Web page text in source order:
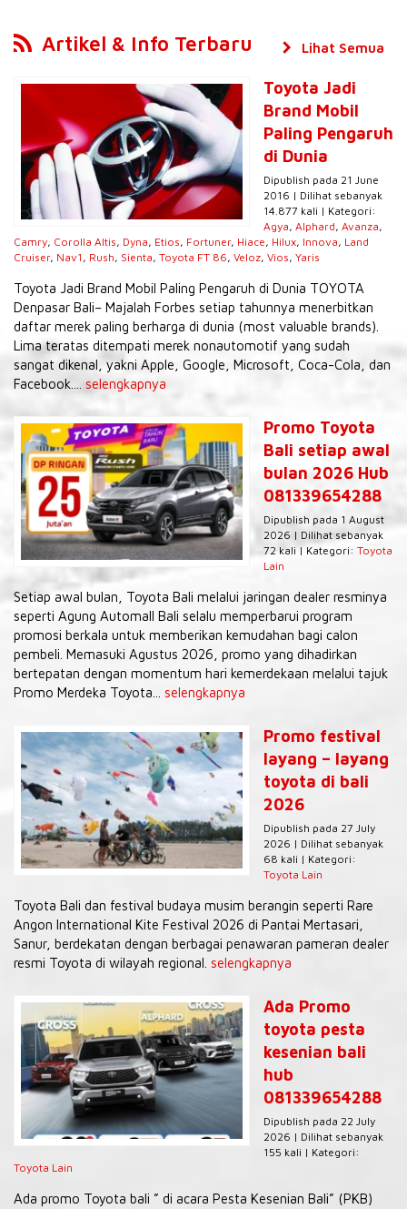
Artikel & Info Terbaru
Toyota Jadi
Brand Mobil
Paling Pengaruh
di Dunia
Dipublish pada 21 June
2016 | Dilihat sebanyak
14.877 kali | Kategori:
Agya, Alphard, Avanza,
Camry, Corolla Altis, Dyna, Etios, Fortuner, Hiace, Hilux, Innova, Land
Cruiser, Nav1 , Rush, Sienta, Toyota FT 86, Veloz, Vios, Yaris
Toyota Jadi Brand Mobil Paling Pengaruh di Dunia TOYOTA
Denpasar Bali– Majalah Forbes setiap tahunnya menerbitkan
daftar merek paling berharga di dunia (most valuable brands).
Lima teratas ditempati merek nonautomotif yang sudah
sangat dikenal, yakni Apple, Google, Microsoft, Coca-Cola, dan
Facebook.... selengkapnya
Promo Toyota
Bali setiap awal
bulan 2026 Hub
081339654288
Dipublish pada 1 August
2026 | Dilihat sebanyak
72 kali | Kategori: Toyota
Lain
Setiap awal bulan, Toyota Bali melalui jaringan dealer resminya
seperti Agung Automall Bali selalu memperbarui program
promosi berkala untuk memberikan kemudahan bagi calon
pembeli. Memasuki Agustus 2026, promo yang dihadirkan
bertepatan dengan momentum hari kemerdekaan melalui tajuk
Promo Merdeka Toyota... selengkapnya
Promo festival
layang – layang
toyota di bali
2026
Dipublish pada 27 July
2026 | Dilihat sebanyak
68 kali | Kategori:
Toyota Lain
Toyota Bali dan festival budaya musim berangin seperti Rare
Angon International Kite Festival 2026 di Pantai Mertasari,
Sanur, berdekatan dengan berbagai penawaran pameran dealer
resmi Toyota di wilayah regional. selengkapnya
Ada Promo
toyota pesta
kesenian bali
hub
081339654288
Dipublish pada 22 July
2026 | Dilihat sebanyak
155 kali | Kategori:
Toyota Lain
Ada promo Toyota bali ” di acara Pesta Kesenian Bali” (PKB)
Lihat Semua